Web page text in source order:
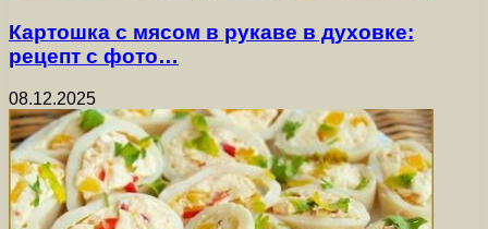
Картошка с мясом в рукаве в духовке:
рецепт с фото…
08.12.2025